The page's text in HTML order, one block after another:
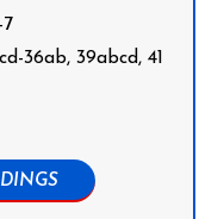
7
36ab, 39abcd, 41